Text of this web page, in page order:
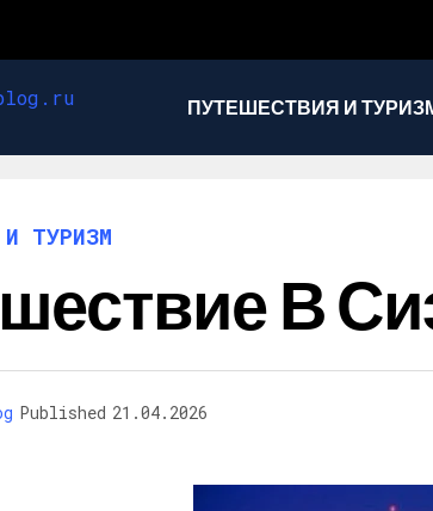
ПУТЕШЕСТВИЯ И
И ТУРИЗМ
В
Published 21.04.2026